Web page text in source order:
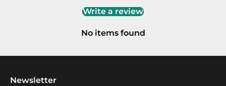
Write a review
No items found
Newsletter